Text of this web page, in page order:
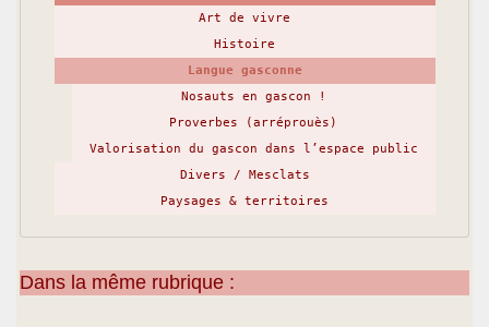
Art de vivre
Histoire
Langue gasconne
Nosauts en gascon !
Proverbes (arréprouès)
Valorisation du gascon dans l’espace public
Divers / Mesclats
Paysages & territoires
Dans la même rubrique :